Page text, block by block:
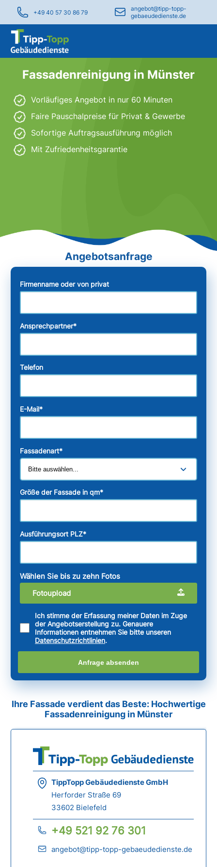
+49 40 57 30 86 79
angebot@tipp-topp-
gebaeudedienste.de
Fassadenreinigung in Münster
Vorläufiges Angebot in nur 60 Minuten
Faire Pauschalpreise für Privat & Gewerbe
Sofortige Auftragsausführung möglich
Mit Zufriedenheitsgarantie
Firmenname oder von privat
Ansprechpartner*
Telefon
E-Mail*
Fassadenart*
Größe der Fassade in qm*
Ausführungsort PLZ*
Wählen Sie bis zu zehn Fotos
Fotoupload
Ich stimme der Erfassung meiner Daten im Zuge
der Angebotserstellung zu. Genauere
Informationen entnehmen Sie bitte unseren
Datenschutzrichtlinien.
Anfrage absenden
Ihre Fassade verdient das Beste: Hochwertige
Fassadenreinigung in Münster
TippTopp Gebäudedienste GmbH
Herforder Straße 69
33602 Bielefeld
+49 521 92 76 301
angebot@tipp-topp-gebaeudedienste.de